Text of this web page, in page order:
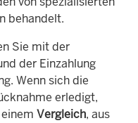
behandelt.
Sie mit der
der Einzahlung
Wenn sich die
erledigt,
Vergleich, aus